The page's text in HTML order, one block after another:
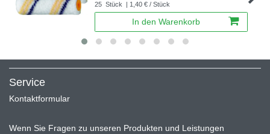
25 Stück | 1,40 € / Stück
In den Warenkorb
Service
Kontaktformular
Wenn Sie Fragen zu unseren Produkten und Leistungen